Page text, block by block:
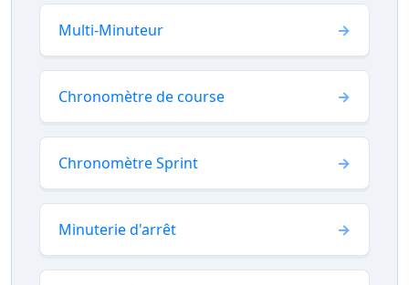
Multi-Minuteur
Chronomètre de course
Chronomètre Sprint
Minuterie d'arrêt